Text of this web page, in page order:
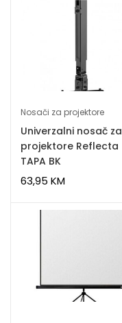
Nosači za projektore
Univerzalni nosač za
projektore Reflecta
TAPA BK
63,95 KM